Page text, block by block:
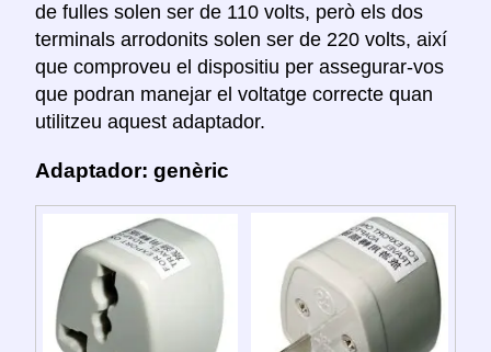
de fulles solen ser de 110 volts, però els dos
terminals arrodonits solen ser de 220 volts, així
que comproveu el dispositiu per assegurar-vos
que podran manejar el voltatge correcte quan
utilitzeu aquest adaptador.
Adaptador: genèric